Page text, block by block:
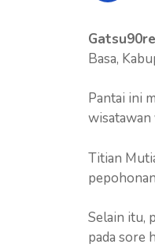
Basa,
Pantai ini
wisatawan
Titian
Selain itu,
pada sore